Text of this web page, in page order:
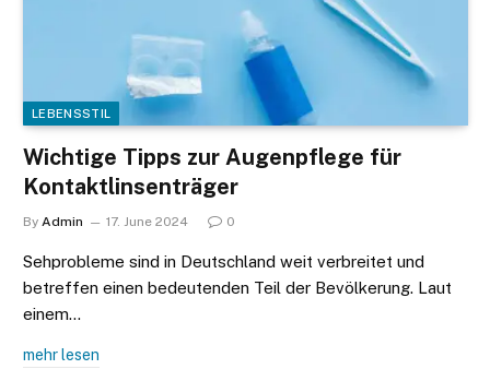
LEBENSSTIL
Wichtige Tipps zur Augenpflege für
Kontaktlinsenträger
By Admin 17. June 2024 0
Sehprobleme sind in Deutschland weit verbreitet und
betreffen einen bedeutenden Teil der Bevölkerung. Laut
einem…
mehr lesen